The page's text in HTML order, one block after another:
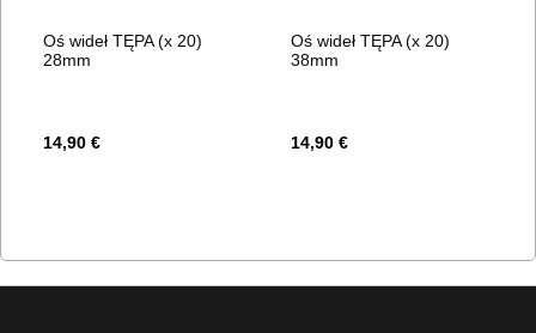
Oś wideł TĘPA (x 20)
28mm
14,90 €
Oś wideł TĘPA (x 20)
38mm
14,90 €